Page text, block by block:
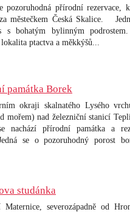
pozoruhodná přírodní rezervace,
městečkem Česká Skalice.
s bohatým bylinným
lokalita ptactva a měkkýšů
památka Borek
okraji skalnatého Lysého
mořem) nad železniční stanicí
nachází přírodní památka a
se o pozoruhodný porost
studánka
severozápadně od